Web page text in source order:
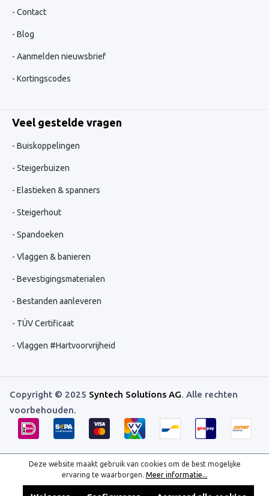
Contact
Blog
Aanmelden nieuwsbrief
Kortingscodes
Veel gestelde vragen
Buiskoppelingen
Steigerbuizen
Elastieken & spanners
Steigerhout
Spandoeken
Vlaggen & banieren
Bevestigingsmaterialen
Bestanden aanleveren
TÜV Certificaat
Vlaggen #Hartvoorvrijheid
Copyright © 2025 Syntech Solutions AG. Alle rechten
voorbehouden.
Deze website maakt gebruik van cookies om de best mogelijke
ervaring te waarborgen. Meer informatie...